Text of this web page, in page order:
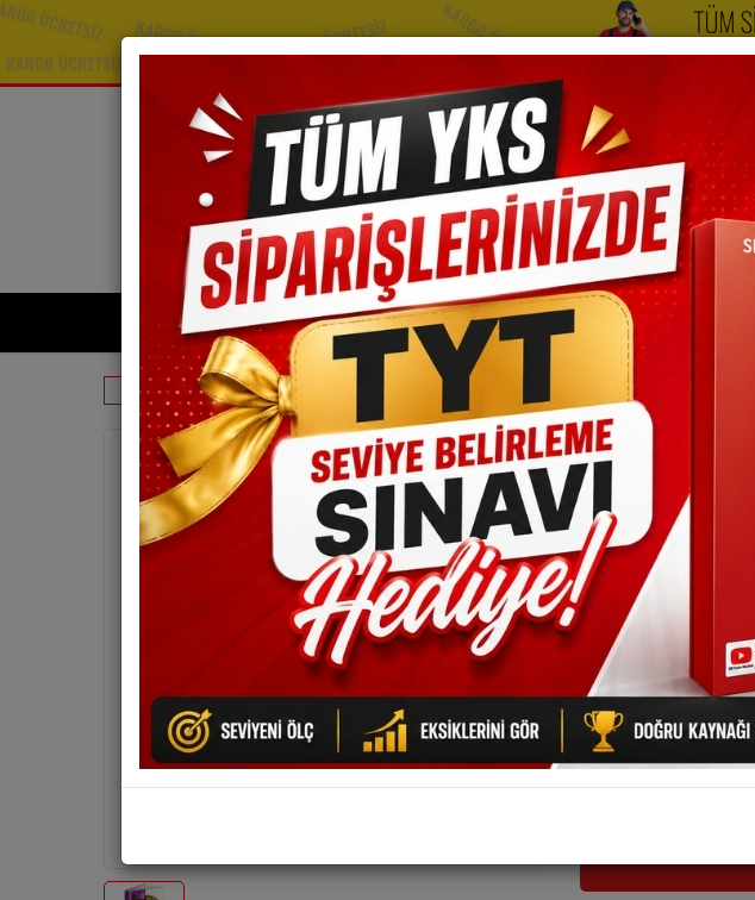
TYT Kitapları Ayt Kitapları
Tyt Matematik
Selim Yüksel
Paket İçeriği
288,75 TL + % 0
|
385,00 TL
Ürün Kodu :
Fiyatı Düşünce Haber
Marka :Miray
Kategori :Tyt
Barkod :